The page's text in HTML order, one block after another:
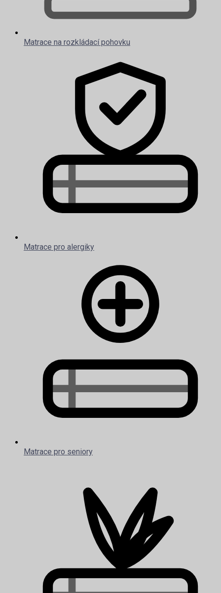
Matrace na rozkládací pohovku
Matrace pro alergiky
Matrace pro seniory